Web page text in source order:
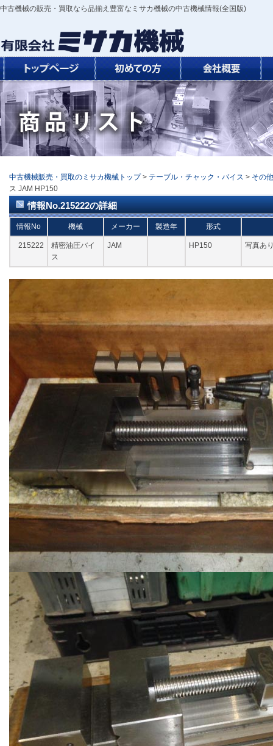
中古機械の販売・買取なら品揃え豊富なミサカ機械の中古機械情報(全国版)
中古機械販売・買取のミサカ機械トップ > テーブル・チャック・バイス > その
ス JAM HP150
情報No.215222の詳細
情報No 機械 メーカー 製造年 形式
215222
精密油圧バイ
ス
JAM HP150 写真あ